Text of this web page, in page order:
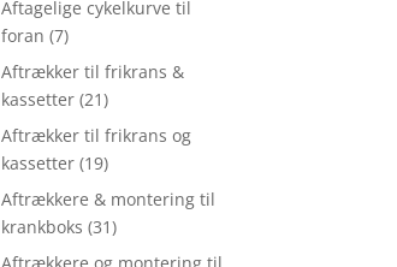
Aftagelige cykelkurve til
foran (7)
Aftrækker til frikrans &
kassetter (21)
Aftrækker til frikrans og
kassetter (19)
Aftrækkere & montering til
krankboks (31)
Aftrækkere og montering til